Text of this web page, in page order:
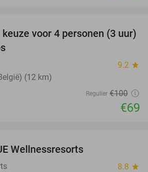
31%
voor 4 personen (3 uur)
9.2 star
(12 km)
Regulier €100
€69
Wellnessresorts
8.8 star